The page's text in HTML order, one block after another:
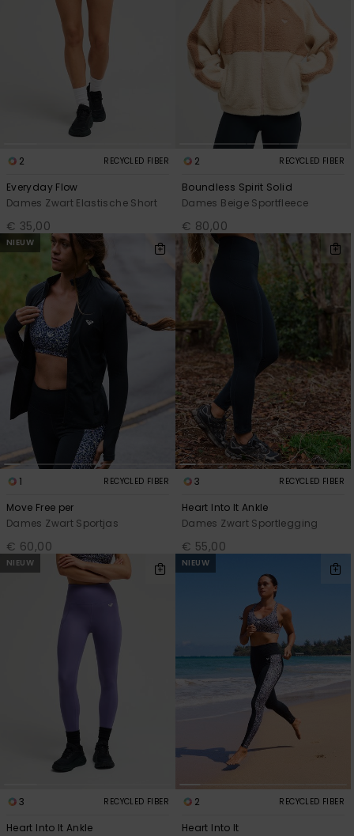
2 RECYCLED FIBER
Everyday Flow
Dames Zwart Elastische Short
€ 35,00
2 RECYCLED FIBER
Boundless Spirit Solid
Dames Beige Sportfleece
€ 80,00
NIEUW
1 RECYCLED FIBER
Move Free per
Dames Zwart Sportjas
€ 60,00
3 RECYCLED FIBER
Heart Into It Ankle
Dames Zwart Sportlegging
€ 55,00
NIEUW
3 RECYCLED FIBER
Heart Into It Ankle
NIEUW
2 RECYCLED FIBER
Heart Into It